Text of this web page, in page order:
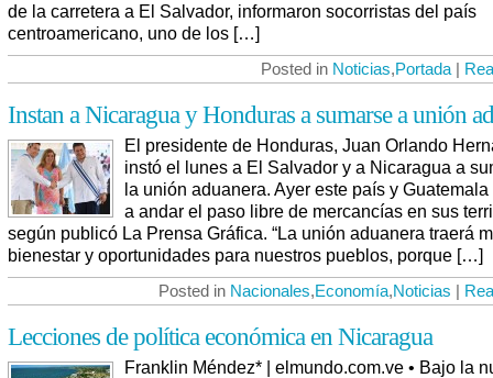
de la carretera a El Salvador, informaron socorristas del país
centroamericano, uno de los […]
Posted in Noticias,Portada |
Instan a Nicaragua y Honduras a sumarse a unión
El presidente de Honduras, Juan Orlando
instó el lunes a El Salvador y a Nicaragua a
la unión aduanera. Ayer este país y
a andar el paso libre de mercancías en sus
según publicó La Prensa Gráfica. “La unión aduanera traerá
bienestar y oportunidades para nuestros pueblos, porque […]
Posted in Nacionales,Economía,Noticias |
Lecciones de política económica en Nicaragua
Franklin Méndez* | elmundo.com.ve • Bajo la